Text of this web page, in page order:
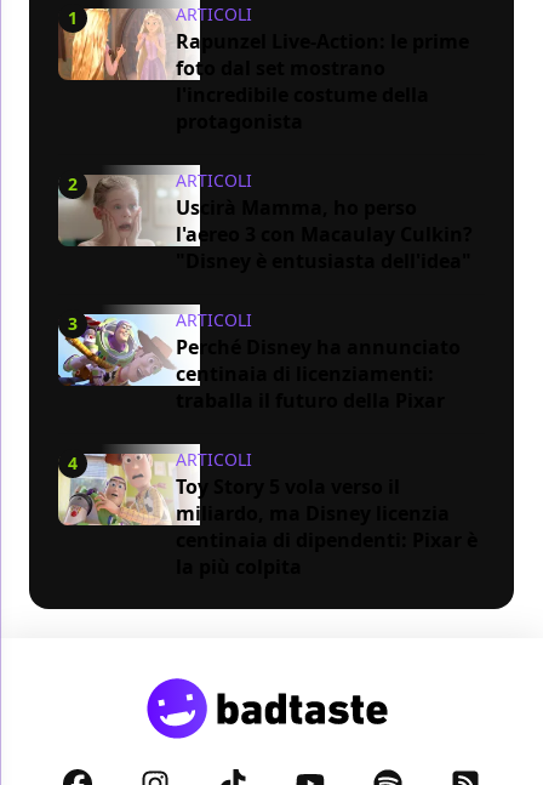
1 ARTICOLI
Rapunzel Live-Action: le prime
foto dal set mostrano
2 ARTICOLI
Uscirà Mamma, ho perso
l'aereo 3 con Macaulay Culkin?
3 ARTICOLI
Perché Disney ha annunciato
centinaia di licenziamenti:
4 ARTICOLI
Toy Story 5 vola verso il
miliardo, ma Disney licenzia